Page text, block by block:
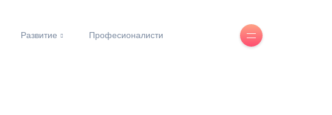
Развитие Професионалисти